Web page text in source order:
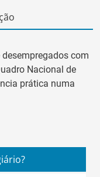
com
Nacional de
prática numa